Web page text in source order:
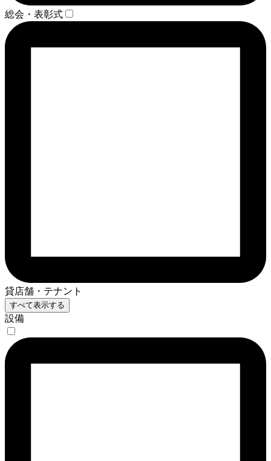
総会・表彰式
貸店舗・テナント
すべて表示する
設備